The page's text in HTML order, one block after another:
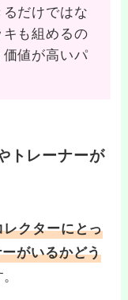
だけではな
も組めるの
値が高いパ
トレーナーが
レクターにとっ
がいるかどう